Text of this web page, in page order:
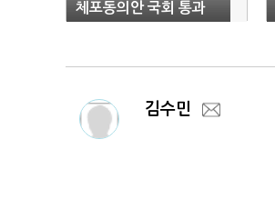
체포동의안 국회 통과
김수민